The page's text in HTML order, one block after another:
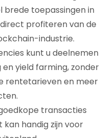
toepassingen in
profiteren van de
industrie.
kunt u deelnemen
yield farming, zonder
rentetarieven en meer
transacties
handig zijn voor